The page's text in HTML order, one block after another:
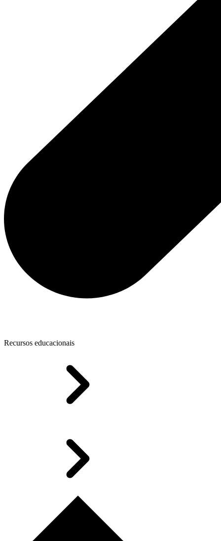
Recursos educacionais